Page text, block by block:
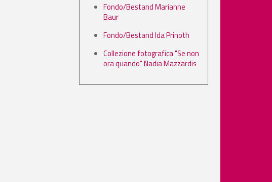
Fondo/Bestand Marianne
Baur
Fondo/Bestand Ida Prinoth
Collezione fotografica "Se non
ora quando" Nadia Mazzardis